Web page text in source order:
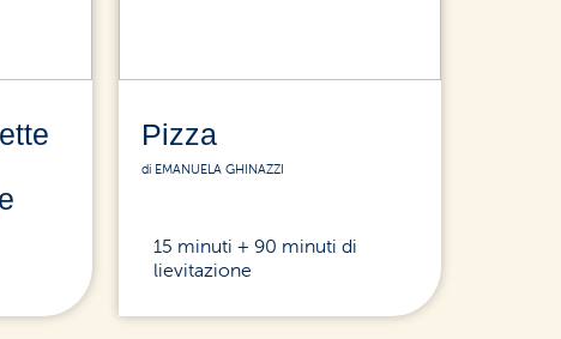
Pizza
di EMANUELA GHINAZZI
15 minuti + 90 minuti di
lievitazione